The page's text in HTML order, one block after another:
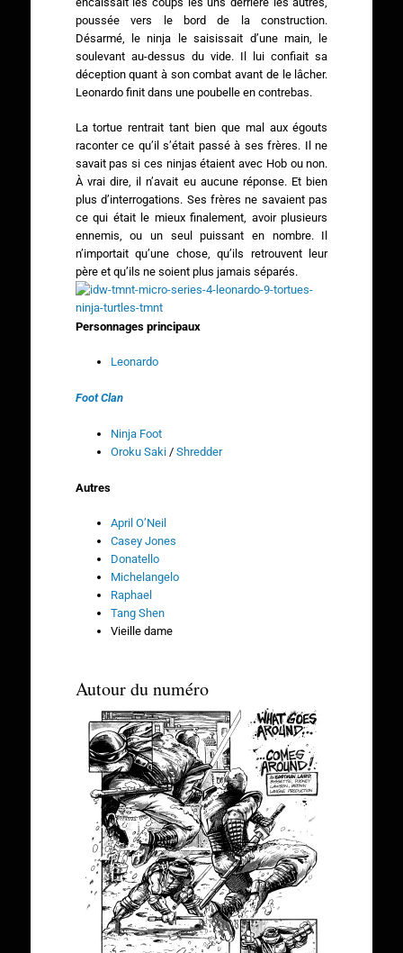
poussée vers le bord de la construction.
Désarmé, le ninja le saisissait d’une main, le
soulevant au-dessus du vide. Il lui confiait sa
déception quant à son combat avant de le lâcher.
Leonardo finit dans une poubelle en contrebas.
La tortue rentrait tant bien que mal aux égouts
raconter ce qu’il s’était passé à ses frères. Il ne
savait pas si ces ninjas étaient avec Hob ou non.
À vrai dire, il n’avait eu aucune réponse. Et bien
plus d’interrogations. Ses frères ne savaient pas
ce qui était le mieux finalement, avoir plusieurs
ennemis, ou un seul puissant en nombre. Il
n’importait qu’une chose, qu’ils retrouvent leur
père et qu’ils ne soient plus jamais séparés.
Personnages principaux
Leonardo
Foot Clan
Ninja Foot
Oroku Saki/ Shredder
Autres
April O’Neil
Casey Jones
Donatello
Michelangelo
Raphael
Tang Shen
Vieille dame
Autour du numéro